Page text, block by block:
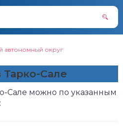
автономный округ
Тарко-Сале
Сале можно по указанным